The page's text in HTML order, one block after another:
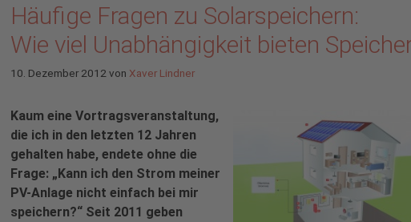
Häufige Fragen zu Solarspeichern:
Wie viel Unabhängigkeit bieten
10. Dezember 2012 von Xaver Lindner
Kaum eine Vortragsveranstaltung,
die ich in den letzten 12 Jahren
gehalten habe, endete ohne die
Frage: „Kann ich den Strom meiner
PV-Anlage nicht einfach bei mir
speichern?“ Seit 2011 geben